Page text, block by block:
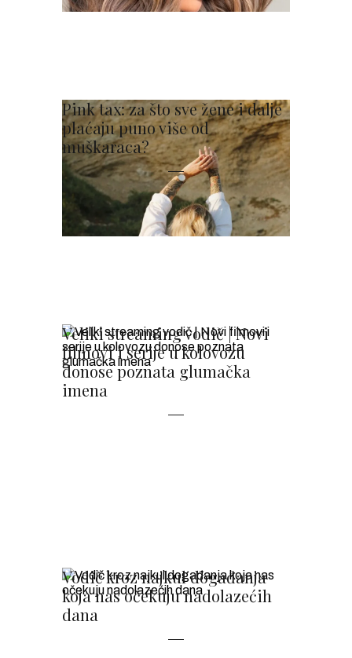
Pink tax: za što sve žene i dalje
plaćaju puno više od
muškaraca?
Veliki streaming vodič | Novi
filmovi i serije u kolovozu
donose poznata glumačka
imena
Vodič kroz najkul događanja
koja nas očekuju nadolazećih
dana